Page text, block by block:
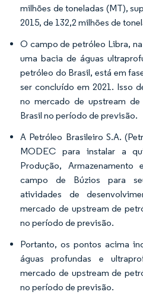
milhões de toneladas (MT),
2015, de 132,2 milhões de
O campo de petróleo Libra,
uma bacia de águas
petróleo do Brasil, está em
ser concluído em 2021. Isso
no mercado de upstream
Brasil no período de previsão.
A Petróleo Brasileiro S.A.
MODEC para instalar a
Produção, Armazenamento
campo de Búzios para
atividades de
mercado de upstream de
no período de previsão.
Portanto, os pontos acima
águas profundas e
mercado de upstream de
no período de previsão.